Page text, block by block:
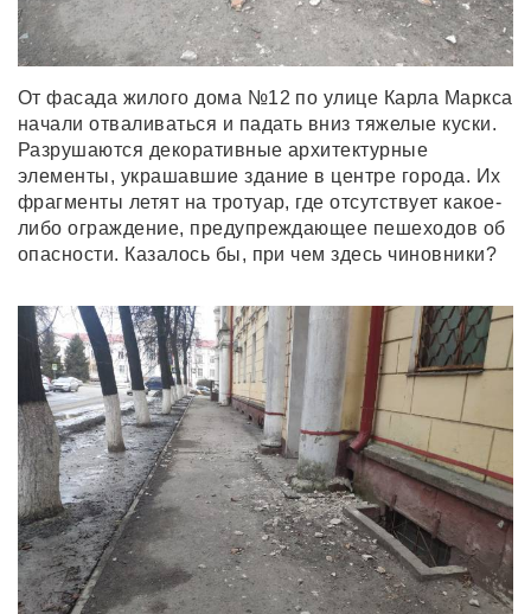
От фасада жилого дома №12 по улице Карла Маркса
начали отваливаться и падать вниз тяжелые куски.
Разрушаются декоративные архитектурные
элементы, украшавшие здание в центре города. Их
фрагменты летят на тротуар, где отсутствует какое-
либо ограждение, предупреждающее пешеходов об
опасности. Казалось бы, при чем здесь чиновники?